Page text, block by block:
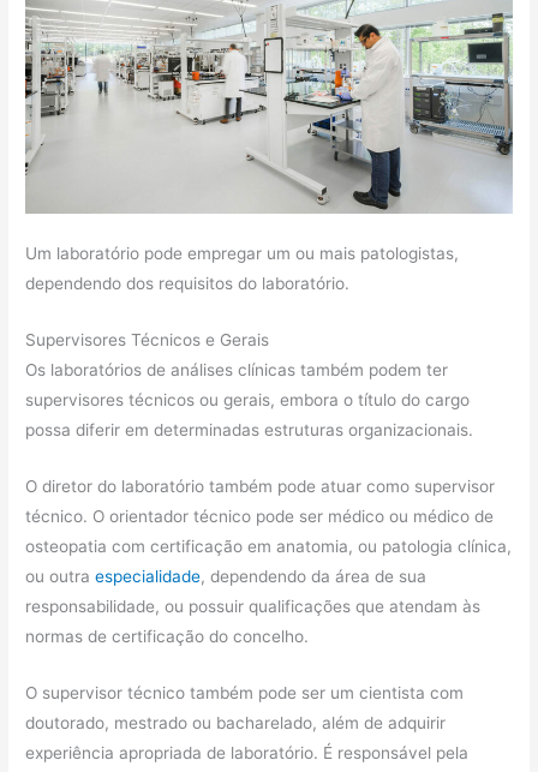
Um laboratório pode empregar um ou mais patologistas,
dependendo dos requisitos do laboratório.
Supervisores Técnicos e Gerais
Os laboratórios de análises clínicas também podem ter
supervisores técnicos ou gerais, embora o título do cargo
possa diferir em determinadas estruturas organizacionais.
O diretor do laboratório também pode atuar como supervisor
técnico. O orientador técnico pode ser médico ou médico de
osteopatia com certificação em anatomia, ou patologia clínica,
ou outra especialidade, dependendo da área de sua
responsabilidade, ou possuir qualificações que atendam às
normas de certificação do concelho.
O supervisor técnico também pode ser um cientista com
doutorado, mestrado ou bacharelado, além de adquirir
experiência apropriada de laboratório. É responsável pela